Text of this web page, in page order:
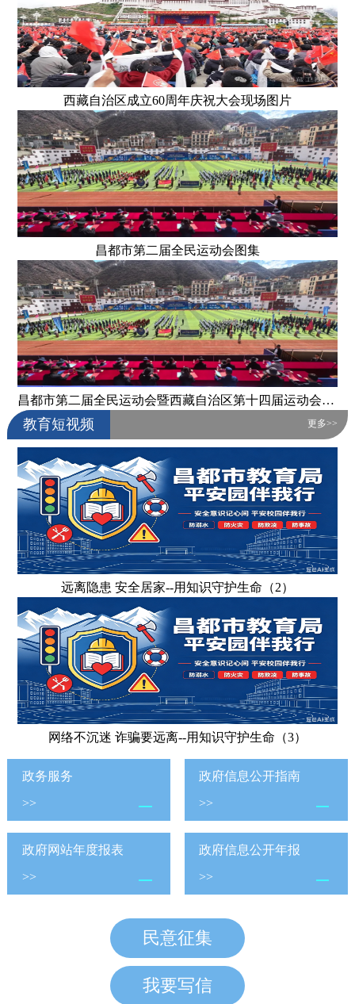
西藏自治区成立60周年庆祝大会现场图片
昌都市第二届全民运动会图集
昌都市第二届全民运动会暨西藏自治区第十四届运动会昌都代表团选拔赛开幕式图集
教育短视频 更多>>
远离隐患 安全居家--用知识守护生命（2）
网络不沉迷 诈骗要远离--用知识守护生命（3）
政务服务
>>
政府信息公开指南
>>
政府网站年度报表
>>
政府信息公开年报
>>
民意征集
我要写信